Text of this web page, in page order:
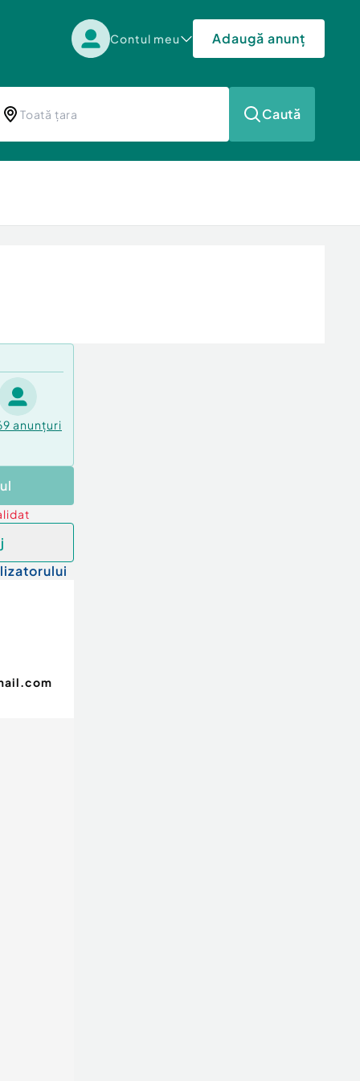
Contul meu Adaugă anunț
Caută
anunțuri